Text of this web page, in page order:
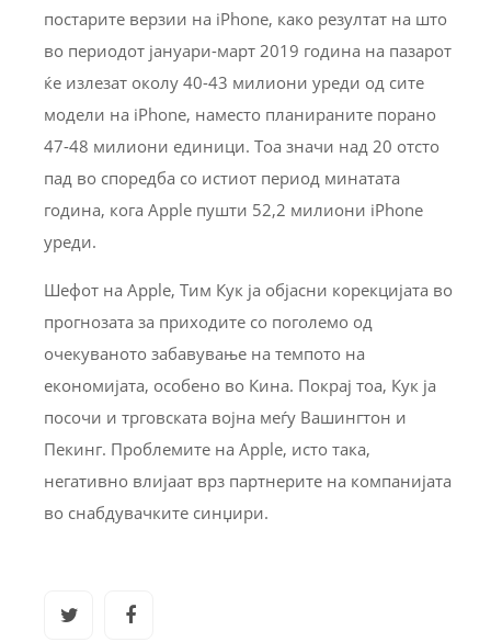
постарите верзии на iPhone, како резултат на што
во периодот јануари-март 2019 година на пазарот
ќе излезат околу 40-43 милиони уреди од сите
модели на iPhone, наместо планираните порано
47-48 милиони единици. Тоа значи над 20 отсто
пад во споредба со истиот период минатата
година, кога Apple пушти 52,2 милиони iPhone
уреди.
Шефот на Apple, Тим Кук ја објасни корекцијата во
прогнозата за приходите со поголемо од
очекуваното забавување на темпото на
економијата, особено во Кина. Покрај тоа, Кук ја
посочи и трговската војна меѓу Вашингтон и
Пекинг. Проблемите на Apple, исто така,
негативно влијаат врз партнерите на компанијата
во снабдувачките синџири.